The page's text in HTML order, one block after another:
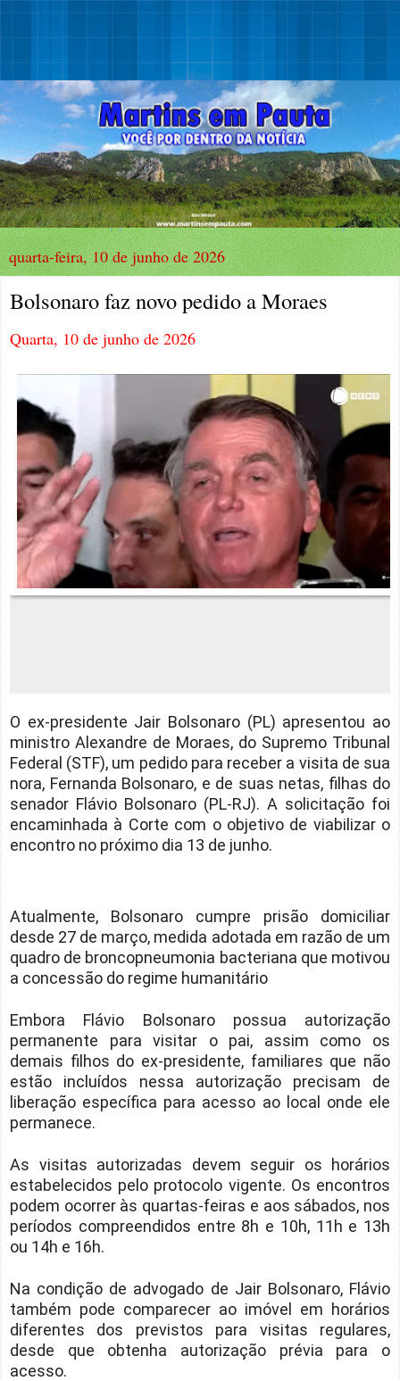
quarta-feira, 10 de junho de 2026
Bolsonaro faz novo pedido a Moraes
Quarta, 10 de junho de 2026
O ex-presidente Jair Bolsonaro (PL) apresentou ao
ministro Alexandre de Moraes, do Supremo Tribunal
Federal (STF), um pedido para receber a visita de sua
nora, Fernanda Bolsonaro, e de suas netas, filhas do
senador Flávio Bolsonaro (PL-RJ). A solicitação foi
encaminhada à Corte com o objetivo de viabilizar o
encontro no próximo dia 13 de junho.
Atualmente, Bolsonaro cumpre prisão domiciliar
desde 27 de março, medida adotada em razão de um
quadro de broncopneumonia bacteriana que motivou
a concessão do regime humanitário
Embora Flávio Bolsonaro possua autorização
permanente para visitar o pai, assim como os
demais filhos do ex-presidente, familiares que não
estão incluídos nessa autorização precisam de
liberação específica para acesso ao local onde ele
permanece.
As visitas autorizadas devem seguir os horários
estabelecidos pelo protocolo vigente. Os encontros
podem ocorrer às quartas-feiras e aos sábados, nos
períodos compreendidos entre 8h e 10h, 11h e 13h
ou 14h e 16h.
Na condição de advogado de Jair Bolsonaro, Flávio
também pode comparecer ao imóvel em horários
diferentes dos previstos para visitas regulares,
desde que obtenha autorização prévia para o
acesso.